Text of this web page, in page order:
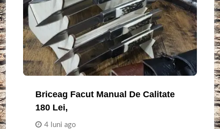
Briceag Facut Manual De Calitate
180 Lei,
4 luni ago